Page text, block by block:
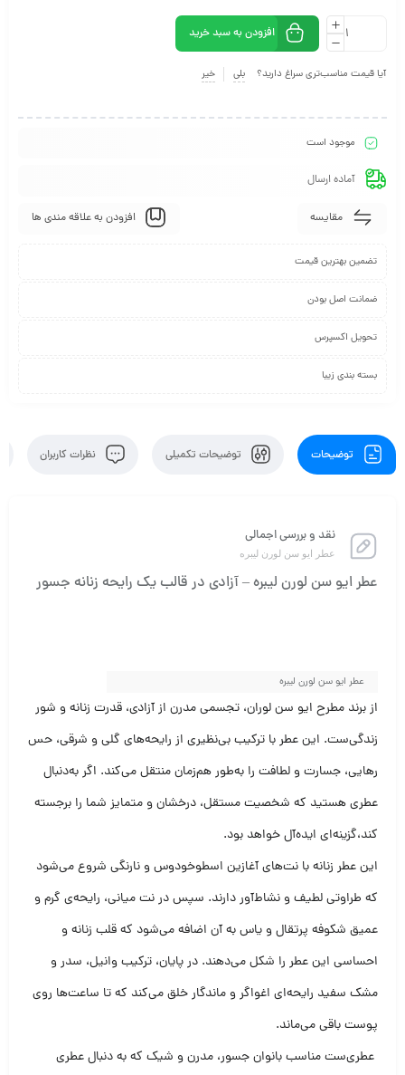
افزودن به سبد خرید
آیا قیمت مناسب‌تری سراغ دارید؟ بلی خیر
موجود است
آماده ارسال
مقایسه افزودن به علاقه مندی ها
تضمین بهترین قیمت
ضمانت اصل بودن
تحویل اکسپرس
بسته بندی زیبا
توضیحات توضیحات تکمیلی نظرات کاربران
نقد و بررسی اجمالی
عطر ایو سن لورن لیبره
عطر ایو سن لورن لیبره – آزادی در قالب یک رایحه زنانه جسور
عطر ایو سن لورن لیبره
از برند مطرح ایو سن لوران، تجسمی مدرن از آزادی، قدرت زنانه و شور
زندگی‌ست. این عطر با ترکیب بی‌نظیری از رایحه‌های گلی و شرقی، حس
رهایی، جسارت و لطافت را به‌طور هم‌زمان منتقل می‌کند. اگر به‌دنبال
عطری هستید که شخصیت مستقل، درخشان و متمایز شما را برجسته
کند،گزینه‌ای ایده‌آل خواهد بود.
این عطر زنانه با نت‌های آغازین اسطوخودوس و نارنگی شروع می‌شود
که طراوتی لطیف و نشاط‌آور دارند. سپس در نت میانی، رایحه‌ی گرم و
عمیق شکوفه پرتقال و یاس به آن اضافه می‌شود که قلب زنانه و
احساسی این عطر را شکل می‌دهند. در پایان، ترکیب وانیل، سدر و
مشک سفید رایحه‌ای اغواگر و ماندگار خلق می‌کند که تا ساعت‌ها روی
پوست باقی می‌ماند.
عطری‌ست مناسب بانوان جسور، مدرن و شیک که به دنبال عطری